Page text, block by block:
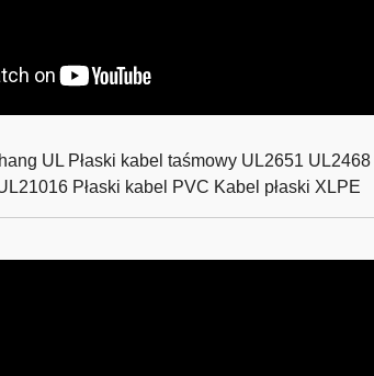
UL Płaski kabel taśmowy UL2651 UL2468
Płaski kabel PVC Kabel płaski XLPE